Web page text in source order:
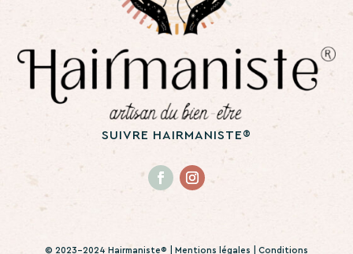
SUIVRE HAIRMANISTE®
© 2023-2024 Hairmaniste® | Mentions légales Conditions